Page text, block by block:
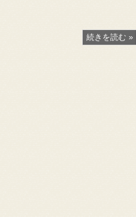
続きを読む »